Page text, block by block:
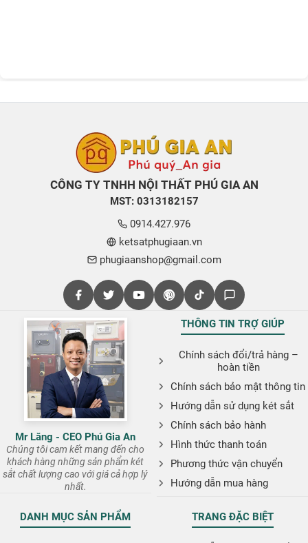
CÔNG TY TNHH NỘI THẤT PHÚ GIA AN
MST: 0313182157
0914.427.976
ketsatphugiaan.vn
phugiaanshop@gmail.com
Mr Lăng - CEO Phú Gia An
Chúng tôi cam kết mang đến cho
khách hàng những sản phẩm két
sắt chất lượng cao với giá cả hợp lý
nhất.
THÔNG TIN TRỢ GIÚP
Chính sách đổi/trả hàng –
hoàn tiền
Chính sách bảo mật thông tin
Hướng dẫn sử dụng két sắt
Chính sách bảo hành
Hình thức thanh toán
Phương thức vận chuyển
Hướng dẫn mua hàng
DANH MỤC SẢN PHẨM TRANG ĐẶC BIỆT